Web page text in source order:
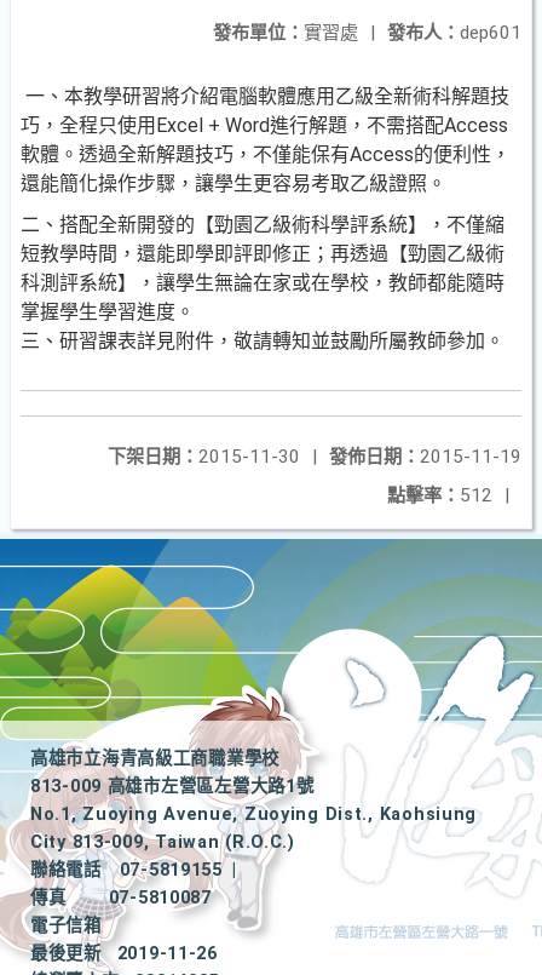
發布人： dep601
發布單位： 實習處 |
一、本教學研習將介紹電腦軟體應用乙級全新術科解題技
巧，全程只使用Excel + Word進行解題，不需搭配Access
軟體。透過全新解題技巧，不僅能保有Access的便利性，
還能簡化操作步驟，讓學生更容易考取乙級證照。
二、搭配全新開發的【勁園乙級術科學評系統】，不僅縮
短教學時間，還能即學即評即修正；再透過【勁園乙級術
科測評系統】，讓學生無論在家或在學校，教師都能隨時
掌握學生學習進度。
三、研習課表詳見附件，敬請轉知並鼓勵所屬教師參加。
發佈日期： 2015-11-19
下架日期： 2015-11-30
|
點擊率： 512 |
高雄市立海青高級工商職業學校
813-009 高雄市左營區左營大路1號
No.1, Zuoying Avenue, Zuoying Dist., Kaohsiung
City 813-009, Taiwan (R.O.C.)
聯絡電話
07-5819155
|
傳真
07-5810087
電子信箱
最後更新
2019-11-26